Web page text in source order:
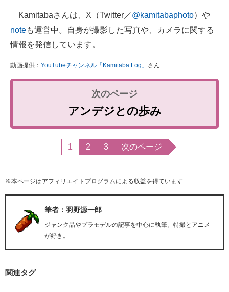
Kamitabaさんは、X（Twitter／@kamitabaphoto）や
noteも運営中。自身が撮影した写真や、カメラに関する
情報を発信しています。
動画提供： YouTubeチャンネル「Kamitaba Log」 さん
アンデジとの歩み
1 2 3 次のページ
※本ページはアフィリエイトプログラムによる収益を得ています
筆者：羽野源一郎
ジャンク品やプラモデルの記事を中心に執筆。特撮とアニメ
が好き。
関連タグ